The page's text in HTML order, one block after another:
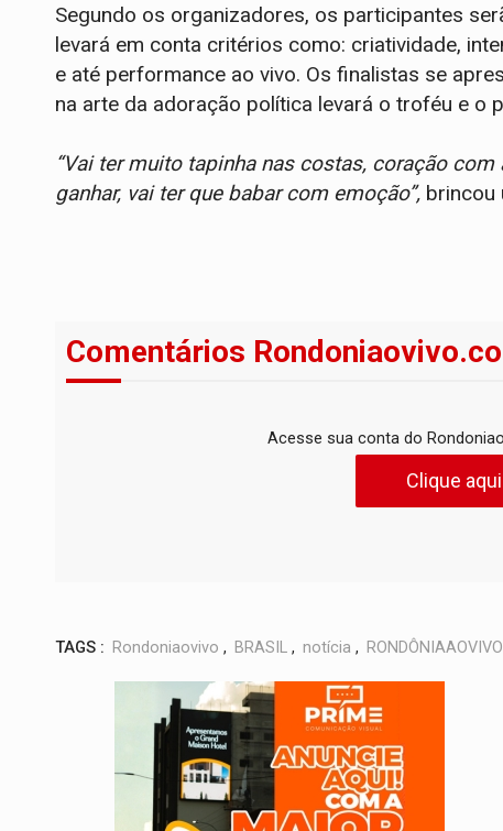
Segundo os organizadores, os participantes
levará em conta critérios como: criatividade,
e até performance ao vivo. Os finalistas se
na arte da adoração política levará o troféu e o
“Vai ter muito tapinha nas costas, coração
ganhar, vai ter que babar com emoção”, brincou
Comentários
Acesse sua conta do
Clique
TAGS : Rondoniaovivo , BRASIL , notícia , RONDÔNIAAOVIVO